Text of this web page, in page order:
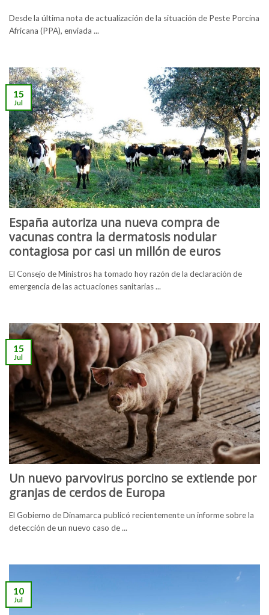
Desde la última nota de actualización de la situación de Peste Porcina
Africana (PPA), enviada ...
España autoriza una nueva compra de
vacunas contra la dermatosis nodular
contagiosa por casi un millón de euros
El Consejo de Ministros ha tomado hoy razón de la declaración de
emergencia de las actuaciones sanitarias ...
15
Jul
Un nuevo parvovirus porcino se extiende por
granjas de cerdos de Europa
El Gobierno de Dinamarca publicó recientemente un informe sobre la
detección de un nuevo caso de ...
15
Jul
10
Jul